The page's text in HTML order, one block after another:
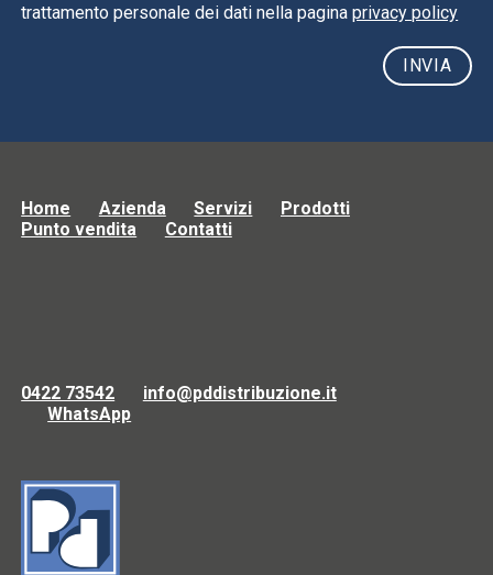
trattamento personale dei dati nella paginaprivacy policy
Home Azienda Servizi
Prodotti
Punto vendita
Contatti
0422 73542
info@pddistribuzione.it
WhatsApp